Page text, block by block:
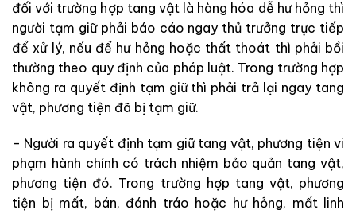
đối với trường hợp tang vật là hàng hóa dễ hư hỏng thì
người tạm giữ phải báo cáo ngay thủ trưởng trực tiếp
để xử lý, nếu để hư hỏng hoặc thất thoát thì phải bồi
thường theo quy định của pháp luật. Trong trường hợp
không ra quyết định tạm giữ thì phải trả lại ngay tang
vật, phương tiện đã bị tạm giữ.
– Người ra quyết định tạm giữ tang vật, phương tiện vi
phạm hành chính có trách nhiệm bảo quản tang vật,
phương tiện đó. Trong trường hợp tang vật, phương
tiện bị mất, bán, đánh tráo hoặc hư hỏng, mất linh